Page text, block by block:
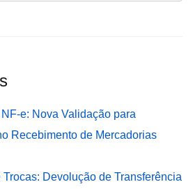
e: Nova Validação para
Recebimento de Mercadorias
Devolução de Transferência